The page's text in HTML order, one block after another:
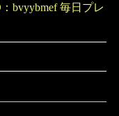
bvyybmef 毎日プレ